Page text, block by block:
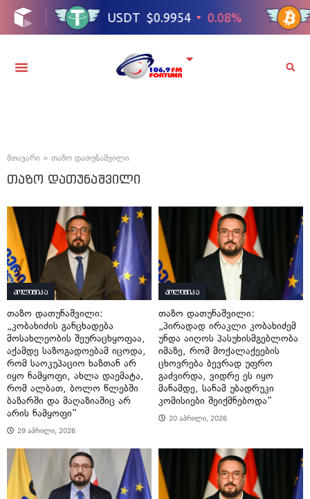
მთავარი » თაზო დათუნაშვილი
თაზო დათუნაშვილი
პოლიტიკა
თაზო დათუნაშვილი:
„კობახიძის განცხადება
მოსახლეობის შეურაცხყოფაა,
აქამდე საზოგადოებამ იცოდა,
რომ საოკუპაციო ხაზთან არ
იყო ნამყოფი, ახლა დაემატა,
რომ ალბათ, ბოლო წლებში
ბაზარში და მაღაზიაშიც არ
არის ნამყოფი“
29 აპრილი, 2026
პოლიტიკა
თაზო დათუნაშვილი:
„პირადად ირაკლი კობახიძემ
უნდა აიღოს პასუხისმგებლობა
იმაზე, რომ მოქალაქეების
ცხოვრება ბევრად უფრო
გაძვირდა, ვიდრე ეს იყო
მანამდე, სანამ უბადრუკი
კომისიები შეიქმნებოდა“
20 აპრილი, 2026